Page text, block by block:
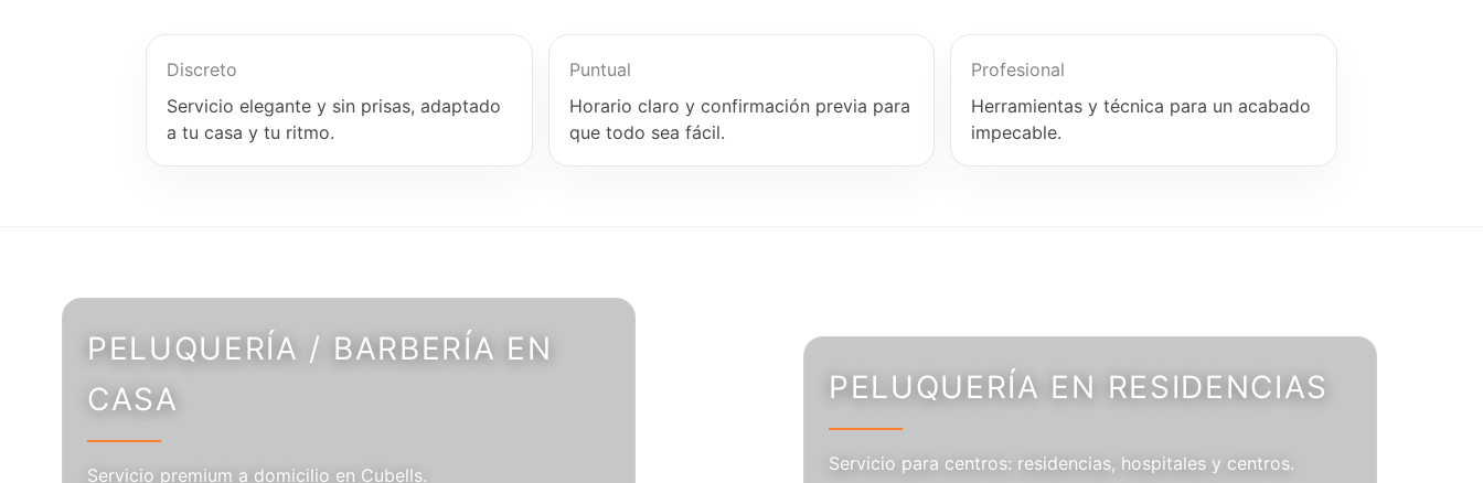
Discreto
Servicio elegante y sin prisas, adaptado
a tu casa y tu ritmo.
Puntual
Horario claro y confirmación previa para
que todo sea fácil.
Profesional
Herramientas y técnica para un acabado
impecable.
PELUQUERÍA / BARBERÍA EN
CASA
Servicio premium a domicilio en Cubells.
PELUQUERÍA EN RESIDENCIAS
Servicio para centros: residencias, hospitales y centros.